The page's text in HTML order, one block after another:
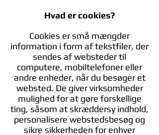
Hvad er cookies?
Cookies er små mængder
information i form af tekstfiler, der
sendes af websteder til
computere, mobiltelefoner eller
andre enheder, når du besøger et
websted. De giver virksomheder
mulighed for at gøre forskellige
ting, såsom at skræddersy indhold,
personalisere webstedsbesøg og
sikre sikkerheden for enhver